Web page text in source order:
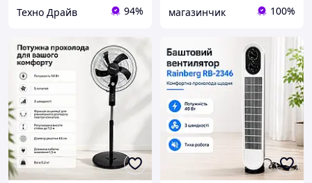
Техно Драйв 94% магазинчик 100%